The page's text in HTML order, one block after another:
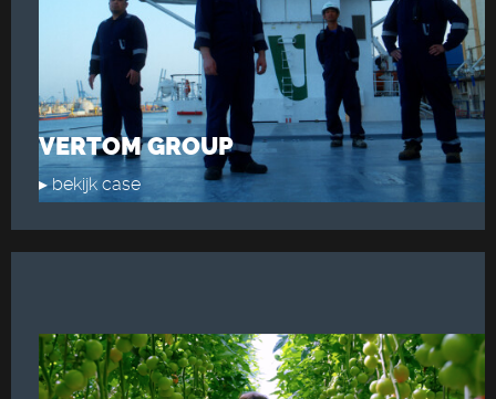
VERTOM GROUP
▸ bekijk case